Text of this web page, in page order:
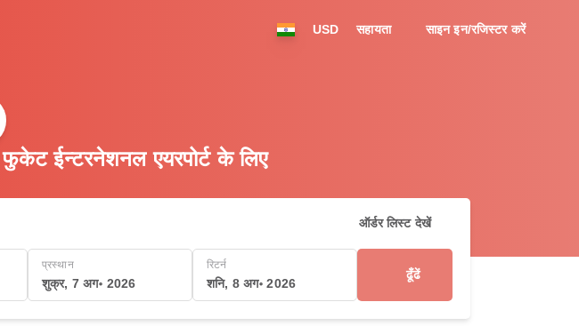
USD सहायता साइन इन/रजिस्टर करें
ईन्टरनेशनल एयरपोर्ट के लिए
ऑर्डर लिस्ट देखें
प्रस्थान
शुक्र, 7 अग॰ 2026
रिटर्न
शनि, 8 अग॰ 2026
ढूँढें